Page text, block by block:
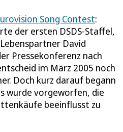
Song Contest:
der ersten DSDS-Staffel,
David
Pressekonferenz nach
im März 2005 noch
Doch kurz darauf begann
wurde vorgeworfen, die
beeinflusst zu